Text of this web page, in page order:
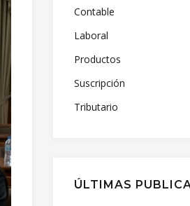
Contable
Laboral
Productos
Suscripción
Tributario
ÚLTIMAS